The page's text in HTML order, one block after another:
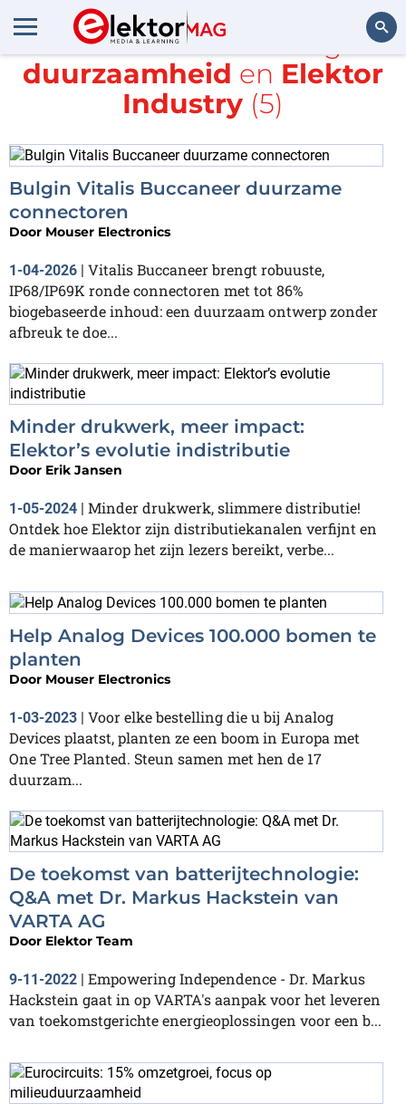
Zoeken
Alle items met de tags
duurzaamheid en Elektor
Industry (5)
Bulgin Vitalis Buccaneer duurzame
connectoren
Door Mouser Electronics
1-04-2026 | Vitalis Buccaneer brengt robuuste,
IP68/IP69K ronde connectoren met tot 86%
biogebaseerde inhoud: een duurzaam ontwerp zonder
afbreuk te doe...
Minder drukwerk, meer impact:
Elektor’s evolutie indistributie
Door Erik Jansen
1-05-2024 | Minder drukwerk, slimmere distributie!
Ontdek hoe Elektor zijn distributiekanalen verfijnt en
de manierwaarop het zijn lezers bereikt, verbe...
Help Analog Devices 100.000 bomen te
planten
Door Mouser Electronics
1-03-2023 | Voor elke bestelling die u bij Analog
Devices plaatst, planten ze een boom in Europa met
One Tree Planted. Steun samen met hen de 17
duurzam...
De toekomst van batterijtechnologie:
Q&A met Dr. Markus Hackstein van
VARTA AG
Door Elektor Team
9-11-2022 | Empowering Independence - Dr. Markus
Hackstein gaat in op VARTA's aanpak voor het leveren
van toekomstgerichte energieoplossingen voor een b...